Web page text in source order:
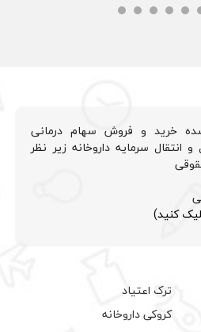
خرید و فروش سهام درمانی
انتقال سرمایه داروخانه زیر نظر
کنید)
ترک اعتیاد
کروکی داروخانه